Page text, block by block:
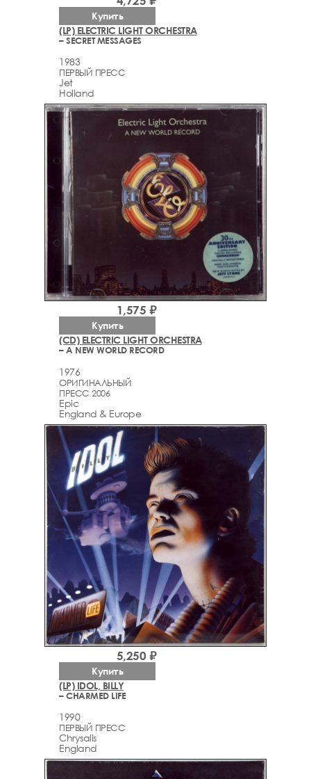
(LP) ELECTRIC LIGHT ORCHESTRA
– SECRET MESSAGES
1983
ПЕРВЫЙ ПРЕСС
Jet
Holland
Купить
(CD) ELECTRIC LIGHT ORCHESTRA
– A NEW WORLD RECORD
1976
ОРИГИНАЛЬНЫЙ
ПРЕСС 2006
Epic
England & Europe
1,575 ₽
Купить
(LP) IDOL, BILLY
– CHARMED LIFE
1990
ПЕРВЫЙ ПРЕСС
Chrysalis
England
5,250 ₽
Купить